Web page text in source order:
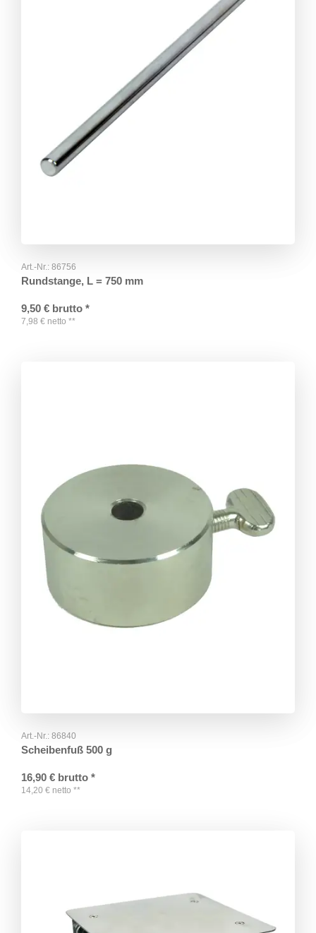
Art.-Nr.: 86756
Rundstange, L = 750 mm
9,50 € brutto *
7,98 € netto **
Art.-Nr.: 86840
Scheibenfuß 500 g
16,90 € brutto *
14,20 € netto **